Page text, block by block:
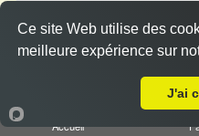
Dès10.00 €
Base sauce tomate,
Accueil
Ce site Web utilise des
meilleure expérience sur
J'ai